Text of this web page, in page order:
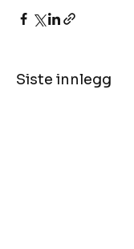
Siste innlegg